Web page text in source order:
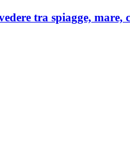
tra spiagge, mare,